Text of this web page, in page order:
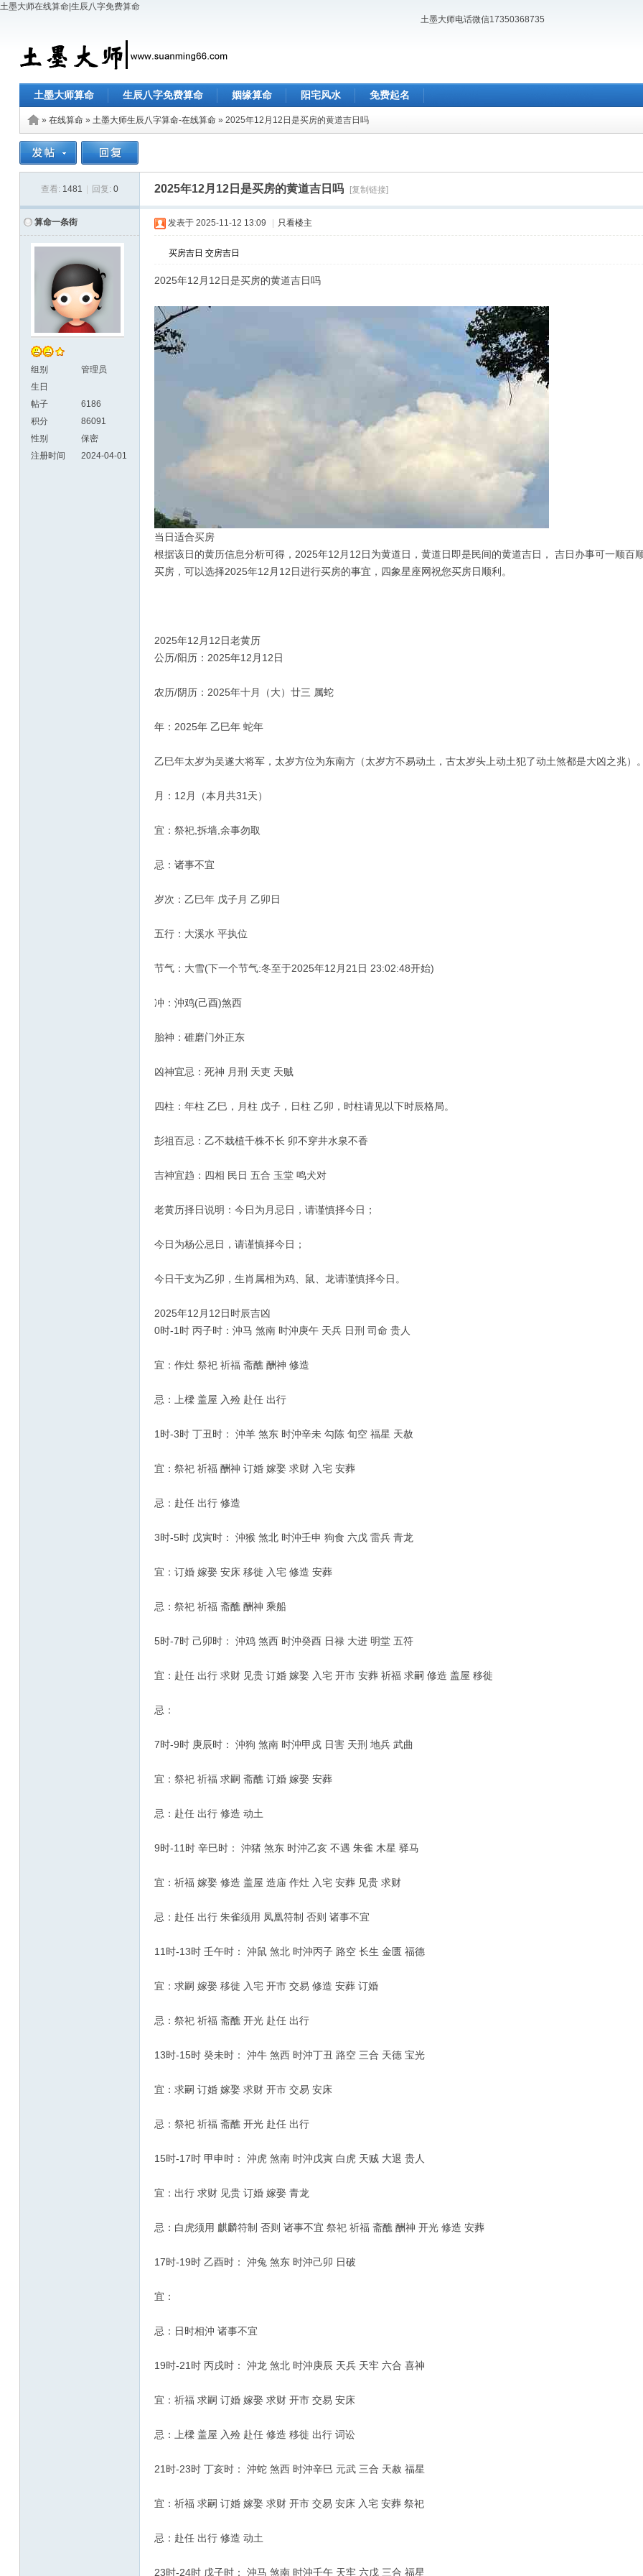
土墨大师在线算命|生辰八字免费算命
土墨大师电话微信17350368735
土墨大师算命 生辰八字免费算命 姻缘算命 阳宅风水 免费起名
» 在线算命» 土墨大师生辰八字算命-在线算命» 2025年12月12日是买房的黄道吉日吗
查看: 1481 回复: 0 2025年12月12日是买房的黄道吉日吗 [复制链接]
算命一条街
组别
管理员
生日
帖子
6186
积分
86091
性别
保密
注册时间
2024-04-01
发表于 2025-11-12 13:09 只看楼主
买房吉日 交房吉日
2025年12月12日是买房的黄道吉日吗
当日适合买房
根据该日的黄历信息分析可得，2025年12月12日为黄道日，黄道日即是民间的黄道吉日， 吉日办事可一顺
买房，可以选择2025年12月12日进行买房的事宜，四象星座网祝您买房日顺利。
2025年12月12日老黄历
公历/阳历：2025年12月12日
农历/阴历：2025年十月（大）廿三 属蛇
年：2025年 乙巳年 蛇年
乙巳年太岁为吴遂大将军，太岁方位为东南方（太岁方不易动土，古太岁头上动土犯了动土煞都是大凶之兆）
月：12月（本月共31天）
宜：祭祀,拆墙,余事勿取
忌：诸事不宜
岁次：乙巳年 戊子月 乙卯日
五行：大溪水 平执位
节气：大雪(下一个节气:冬至于2025年12月21日 23:02:48开始)
冲：沖鸡(己酉)煞西
胎神：碓磨门外正东
凶神宜忌：死神 月刑 天吏 天贼
四柱：年柱 乙巳，月柱 戊子，日柱 乙卯，时柱请见以下时辰格局。
彭祖百忌：乙不栽植千株不长 卯不穿井水泉不香
吉神宜趋：四相 民日 五合 玉堂 鸣犬对
老黄历择日说明：今日为月忌日，请谨慎择今日；
今日为杨公忌日，请谨慎择今日；
今日干支为乙卯，生肖属相为鸡、鼠、龙请谨慎择今日。
2025年12月12日时辰吉凶
0时-1时 丙子时：沖马 煞南 时沖庚午 天兵 日刑 司命 贵人
宜：作灶 祭祀 祈福 斋醮 酬神 修造
忌：上樑 盖屋 入殓 赴任 出行
1时-3时 丁丑时： 沖羊 煞东 时沖辛未 勾陈 旬空 福星 天赦
宜：祭祀 祈福 酬神 订婚 嫁娶 求财 入宅 安葬
忌：赴任 出行 修造
3时-5时 戊寅时： 沖猴 煞北 时沖壬申 狗食 六戊 雷兵 青龙
宜：订婚 嫁娶 安床 移徙 入宅 修造 安葬
忌：祭祀 祈福 斋醮 酬神 乘船
5时-7时 己卯时： 沖鸡 煞西 时沖癸酉 日禄 大进 明堂 五符
宜：赴任 出行 求财 见贵 订婚 嫁娶 入宅 开市 安葬 祈福 求嗣 修造 盖屋 移徙
忌：
7时-9时 庚辰时： 沖狗 煞南 时沖甲戍 日害 天刑 地兵 武曲
宜：祭祀 祈福 求嗣 斋醮 订婚 嫁娶 安葬
忌：赴任 出行 修造 动土
9时-11时 辛巳时： 沖猪 煞东 时沖乙亥 不遇 朱雀 木星 驿马
宜：祈福 嫁娶 修造 盖屋 造庙 作灶 入宅 安葬 见贵 求财
忌：赴任 出行 朱雀须用 凤凰符制 否则 诸事不宜
11时-13时 壬午时： 沖鼠 煞北 时沖丙子 路空 长生 金匮 福德
宜：求嗣 嫁娶 移徙 入宅 开市 交易 修造 安葬 订婚
忌：祭祀 祈福 斋醮 开光 赴任 出行
13时-15时 癸未时： 沖牛 煞西 时沖丁丑 路空 三合 天德 宝光
宜：求嗣 订婚 嫁娶 求财 开市 交易 安床
忌：祭祀 祈福 斋醮 开光 赴任 出行
15时-17时 甲申时： 沖虎 煞南 时沖戊寅 白虎 天贼 大退 贵人
宜：出行 求财 见贵 订婚 嫁娶 青龙
忌：白虎须用 麒麟符制 否则 诸事不宜 祭祀 祈福 斋醮 酬神 开光 修造 安葬
17时-19时 乙酉时： 沖兔 煞东 时沖己卯 日破
宜：
忌：日时相沖 诸事不宜
19时-21时 丙戌时： 沖龙 煞北 时沖庚辰 天兵 天牢 六合 喜神
宜：祈福 求嗣 订婚 嫁娶 求财 开市 交易 安床
忌：上樑 盖屋 入殓 赴任 修造 移徙 出行 词讼
21时-23时 丁亥时： 沖蛇 煞西 时沖辛巳 元武 三合 天赦 福星
宜：祈福 求嗣 订婚 嫁娶 求财 开市 交易 安床 入宅 安葬 祭祀
忌：赴任 出行 修造 动土
23时-24时 戊子时： 沖马 煞南 时沖壬午 天牢 六戊 三合 福星